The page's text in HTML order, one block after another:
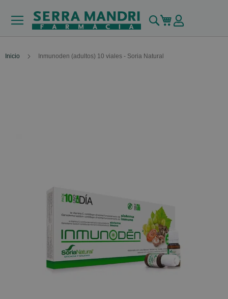
Buscar
Mi carrito
Inicio Inmunoden (adultos) 10 viales - Soria Natural